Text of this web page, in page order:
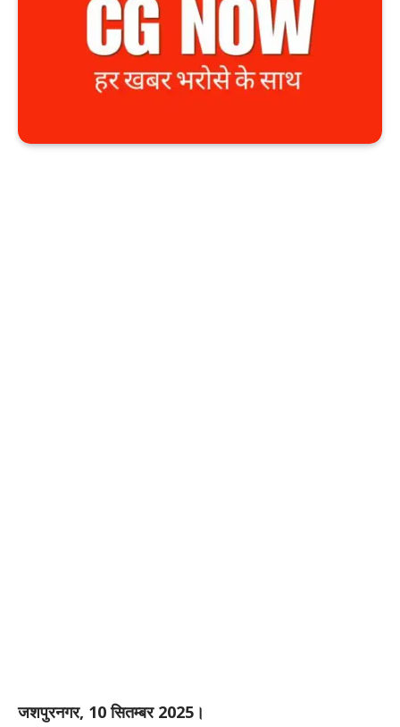
जशपुरनगर, 10 सितम्बर 2025।